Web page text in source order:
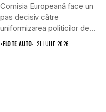
Comisia Europeană face un
pas decisiv către
uniformizarea politicilor de
transport prin...
•FLOTE AUTO 21 IULIE 2026